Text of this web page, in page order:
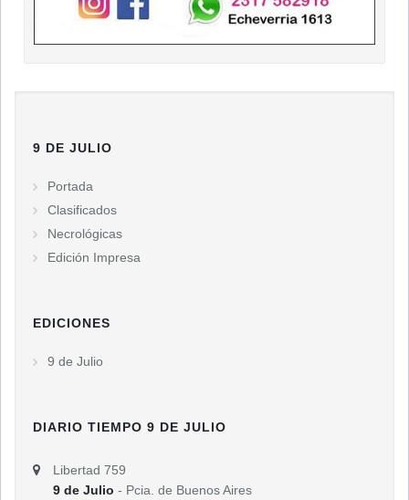
9 DE JULIO
Portada
Clasificados
Necrológicas
Edición Impresa
EDICIONES
9 de Julio
DIARIO TIEMPO 9 DE JULIO
Libertad 759
9 de Julio - Pcia. de Buenos Aires